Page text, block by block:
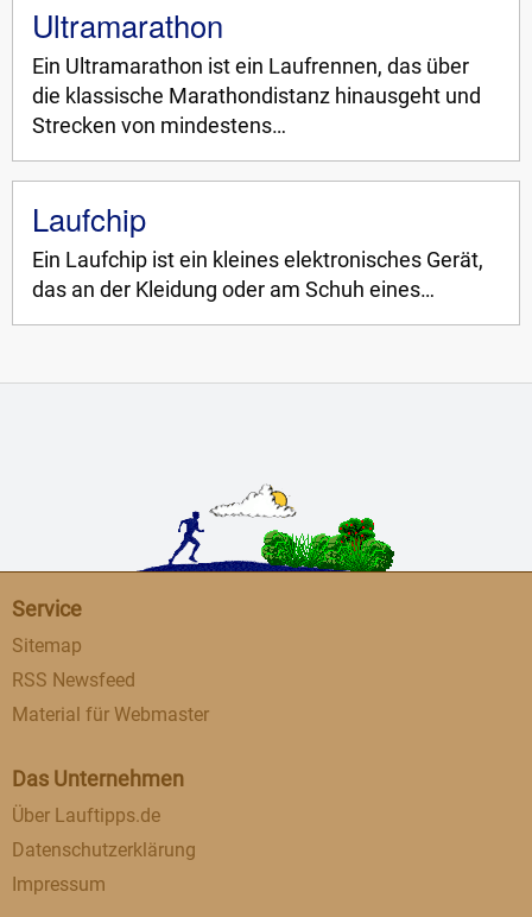
Ultramarathon
Ein Ultramarathon ist ein Laufrennen, das über
die klassische Marathondistanz hinausgeht und
Strecken von mindestens…
Laufchip
Ein Laufchip ist ein kleines elektronisches Gerät,
das an der Kleidung oder am Schuh eines…
Service
Sitemap
RSS Newsfeed
Material für Webmaster
Das Unternehmen
Über Lauftipps.de
Datenschutzerklärung
Impressum